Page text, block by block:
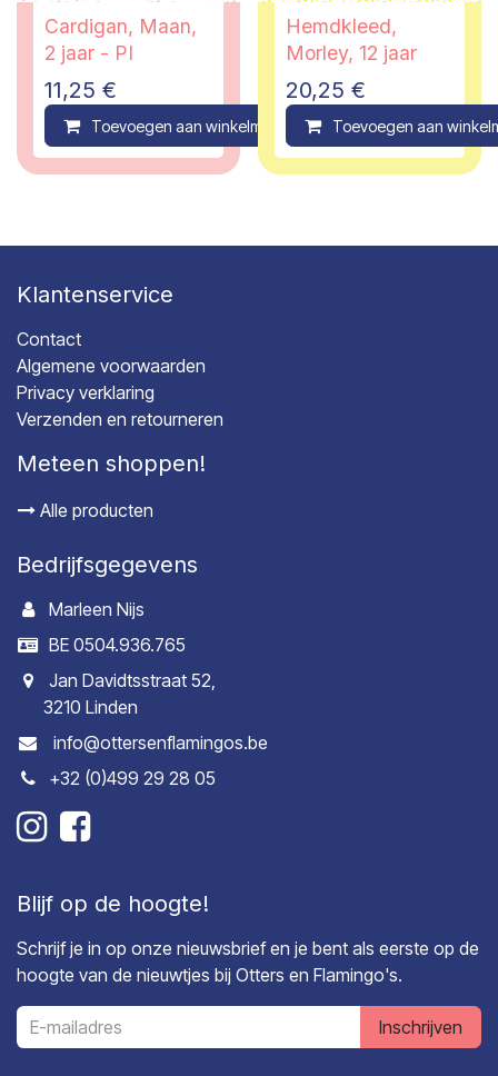
Cardigan, Maan,
2 jaar - PI
11,25 €
Toevoegen aan winkelmandje Compare
Hemdkleed,
Morley, 12 jaar
20,25 €
Toevoegen aan
Klantenservice
Contact
Algemene voorwaarden
Privacy verklaring
Verzenden en retourneren
Meteen shoppen!
Alle producten
Bedrijfsgegevens
Marleen Nijs
BE 0504.936.765
Jan Davidtsstraat 52,
3210 Linden
info@ottersenflamingos.be
+32 (0)499 29 28 05
Blijf op de hoogte!
Schrijf je in op onze nieuwsbrief en je bent als eerste op de
hoogte van de nieuwtjes bij Otters en Flamingo's.
Inschrijven